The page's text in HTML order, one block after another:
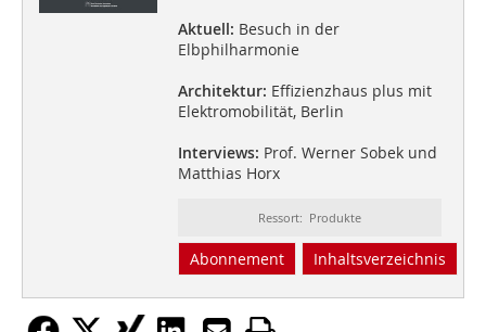
Aktuell: Besuch in der
Elbphilharmonie
Architektur: Effizienzhaus plus mit
Elektromobilität, Berlin
Interviews: Prof. Werner Sobek und
Matthias Horx
Ressort: Produkte
Abonnement Inhaltsverzeichnis